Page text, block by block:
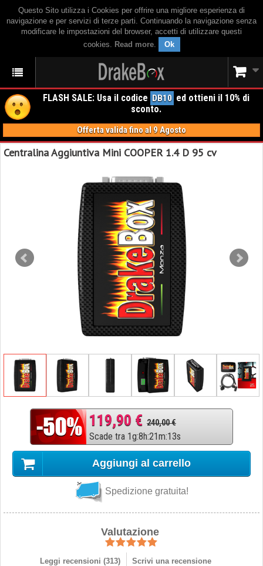
Questo Sito utilizza i Cookies per offrire una migliore esperienza di
navigazione e per servizi di terze parti. Continuando la navigazione senza
modificare le impostazioni del browser, accetti di utilizzare questi
cookies. Read more. Ok
FLASH SALE: Usa il codice DB10 ed ottieni il 10% di
sconto.
Offerta valida fino al 9 Agosto
Centralina Aggiuntiva Mini COOPER 1.4 D 95 cv
119,90 € 240,00 €
Scade tra 1g:8h:21m:12s
Aggiungi al carrello
Spedizione gratuita!
Valutazione
Leggi recensioni (313) Scrivi una recensione